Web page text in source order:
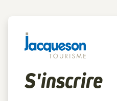
S'inscrire